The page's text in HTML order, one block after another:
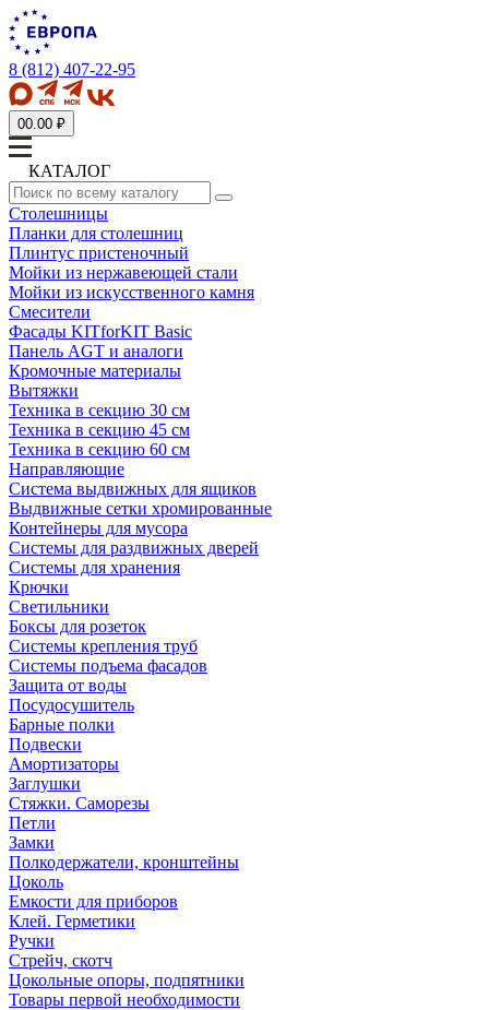
8 (812) 407-22-95
00.00 ₽
КАТАЛОГ
Столешницы
Планки для столешниц
Плинтус пристеночный
Мойки из нержавеющей стали
Мойки из искусственного камня
Смесители
Фасады KITforKIT Basic
Панель AGT и аналоги
Кромочные материалы
Вытяжки
Техника в секцию 30 см
Техника в секцию 45 см
Техника в секцию 60 см
Направляющие
Система выдвижных для ящиков
Выдвижные сетки хромированные
Контейнеры для мусора
Системы для раздвижных дверей
Системы для хранения
Крючки
Светильники
Боксы для розеток
Системы крепления труб
Системы подъема фасадов
Защита от воды
Посудосушитель
Барные полки
Подвески
Амортизаторы
Заглушки
Стяжки. Саморезы
Петли
Замки
Полкодержатели, кронштейны
Цоколь
Емкости для приборов
Клей. Герметики
Ручки
Стрейч, скотч
Цокольные опоры, подпятники
Товары первой необходимости